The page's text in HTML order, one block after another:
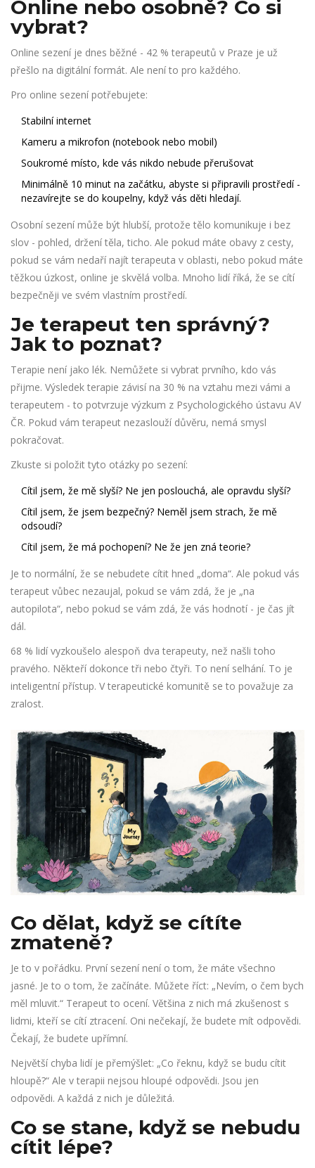
Online nebo osobně? Co si
vybrat?
Online sezení je dnes běžné - 42 % terapeutů v Praze je už
přešlo na digitální formát. Ale není to pro každého.
Pro online sezení potřebujete:
Stabilní internet
Kameru a mikrofon (notebook nebo mobil)
Soukromé místo, kde vás nikdo nebude přerušovat
Minimálně 10 minut na začátku, abyste si připravili prostředí -
nezavírejte se do koupelny, když vás děti hledají.
Osobní sezení může být hlubší, protože tělo komunikuje i bez
slov - pohled, držení těla, ticho. Ale pokud máte obavy z cesty,
pokud se vám nedaří najít terapeuta v oblasti, nebo pokud máte
těžkou úzkost, online je skvělá volba. Mnoho lidí říká, že se cítí
bezpečněji ve svém vlastním prostředí.
Je terapeut ten správný?
Jak to poznat?
Terapie není jako lék. Nemůžete si vybrat prvního, kdo vás
přijme. Výsledek terapie závisí na 30 % na vztahu mezi vámi a
terapeutem - to potvrzuje výzkum z Psychologického ústavu AV
ČR. Pokud vám terapeut nezaslouží důvěru, nemá smysl
pokračovat.
Zkuste si položit tyto otázky po sezení:
Cítil jsem, že mě slyší? Ne jen poslouchá, ale opravdu slyší?
Cítil jsem, že jsem bezpečný? Neměl jsem strach, že mě
odsoudí?
Cítil jsem, že má pochopení? Ne že jen zná teorie?
Je to normální, že se nebudete cítit hned „doma“. Ale pokud vás
terapeut vůbec nezaujal, pokud se vám zdá, že je „na
autopilota“, nebo pokud se vám zdá, že vás hodnotí - je čas jít
dál.
68 % lidí vyzkoušelo alespoň dva terapeuty, než našli toho
pravého. Někteří dokonce tři nebo čtyři. To není selhání. To je
inteligentní přístup. V terapeutické komunitě se to považuje za
zralost.
Co dělat, když se cítíte
zmateně?
Je to v pořádku. První sezení není o tom, že máte všechno
jasné. Je to o tom, že začínáte. Můžete říct: „Nevím, o čem bych
měl mluvit.“ Terapeut to ocení. Většina z nich má zkušenost s
lidmi, kteří se cítí ztracení. Oni nečekají, že budete mít odpovědi.
Čekají, že budete upřímní.
Největší chyba lidí je přemýšlet: „Co řeknu, když se budu cítit
hloupě?“ Ale v terapii nejsou hloupé odpovědi. Jsou jen
odpovědi. A každá z nich je důležitá.
Co se stane, když se nebudu
cítit lépe?